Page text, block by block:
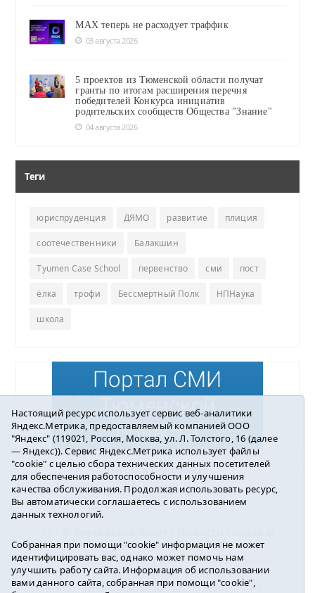
MAX теперь не расходует траффик
03 августа 2026
5 проектов из Тюменской области получат
гранты по итогам расширения перечня
победителей Конкурса инициатив
родительских сообществ Общества "Знание"
04 августа 2026
Теги
юриспруденция ДЯМО развитие плиция
соотечественники Балакшин
Tyumen Case School первенство сми пост
ёлка трофи Бессмертный Полк НПНаука
школа
Погода в Ялуторовске
района2016-2023
Учредитель: АНО «ИИЦ « Ялуторовская жизнь».
Главный редактор: Вешкурцева С.П.
E-mail:yznaet@inbox.ruТел.: 8(34535)2-02-51
Настоящий ресурс использует сервис веб-аналитики
Яндекс.Метрика, предоставляемый компанией ООО
"Яндекс" (119021, Россия, Москва, ул. Л. Толстого, 16 (далее
— Яндекс)). Сервис Яндекс.Метрика использует файлы
"cookie" с целью сбора технических данных посетителей
для обеспечения работоспособности и улучшения
качества обслуживания. Продолжая использовать ресурс,
Вы автоматически соглашаетесь с использованием
данных технологий.
Собранная при помощи "cookie" информация не может
идентифицировать вас, однако может помочь нам
улучшить работу сайта. Информация об использовании
вами данного сайта, собранная при помощи "cookie",